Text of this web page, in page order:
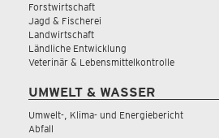
Forstwirtschaft
Jagd & Fischerei
Landwirtschaft
Ländliche Entwicklung
Veterinär & Lebensmittelkontrolle
UMWELT & WASSER
Umwelt-, Klima- und Energiebericht
Abfall